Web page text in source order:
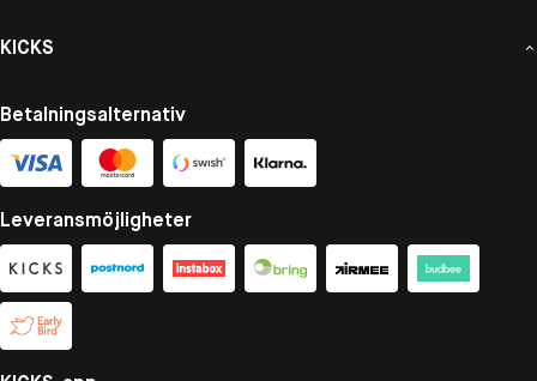
KICKS
Betalningsalternativ
Leveransmöjligheter